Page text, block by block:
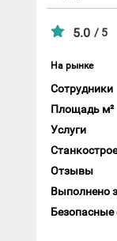
5.0 / 5
На рынке
Сотрудники
Площадь м²
Услуги
Отзывы
Выполнено
Безопасные